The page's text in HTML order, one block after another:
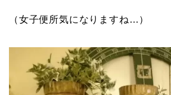
（女子便所気になりますね…）